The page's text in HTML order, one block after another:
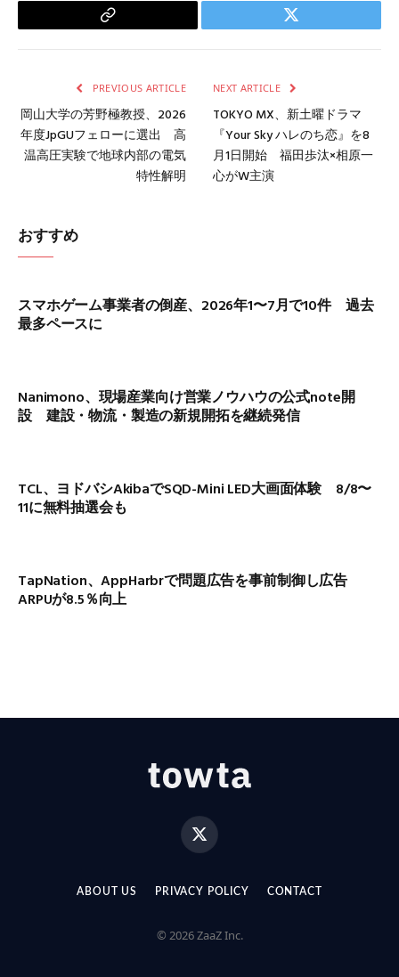
Copy
Twitter
PREVIOUS ARTICLE
岡山大学の芳野極教授、2026
年度JpGUフェローに選出 高
温高圧実験で地球内部の電気
特性解明
NEXT ARTICLE
TOKYO MX、新土曜ドラマ
『Your Sky ハレのち恋』を8
月1日開始 福田歩汰×相原一
心がW主演
おすすめ
スマホゲーム事業者の倒産、2026年1〜7月で10件 過去
最多ペースに
Nanimono、現場産業向け営業ノウハウの公式note開
設 建設・物流・製造の新規開拓を継続発信
TCL、ヨドバシAkibaでSQD-Mini LED大画面体験 8/8〜
11に無料抽選会も
TapNation、AppHarbrで問題広告を事前制御し広告
ARPUが8.5％向上
X
(Twitter)
ABOUT US PRIVACY POLICY CONTACT
© 2026 ZaaZ Inc.